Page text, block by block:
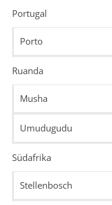
Portugal
Porto
Ruanda
Musha
Umudugudu
Südafrika
Stellenbosch